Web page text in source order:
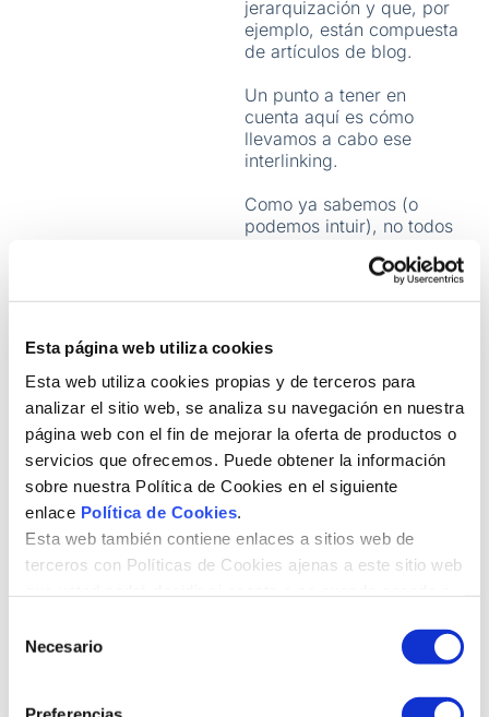
Esta página web utiliza cookies
Esta web utiliza cookies propias y de terceros para
analizar el sitio web, se analiza su navegación en nuestra
página web con el fin de mejorar la oferta de productos o
servicios que ofrecemos. Puede obtener la información
sobre nuestra Política de Cookies en el siguiente
enlace Política de Cookies.
Esta web también contiene enlaces a sitios web de
terceros con Políticas de Cookies ajenas a este sitio web
Necesario
jerarquización y que, por
ejemplo, están compuesta
de artículos de blog.
Un punto a tener en
cuenta aquí es cómo
llevamos a cabo ese
interlinking.
Como ya sabemos (o
podemos intuir), no todos
misma relevancia en
términos de búsqueda.
interno horizontal,
debemos canalizar ese
link juice desde los
artículos que son más
fáciles de posicionar
hacia los artículos que, de
forma gradual, son más
internos entrantes que
recibirá un artículo,
sean fáciles de posicionar
artículos más difíciles de